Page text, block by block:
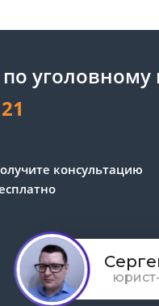
уголовному
консультацию
Обработка